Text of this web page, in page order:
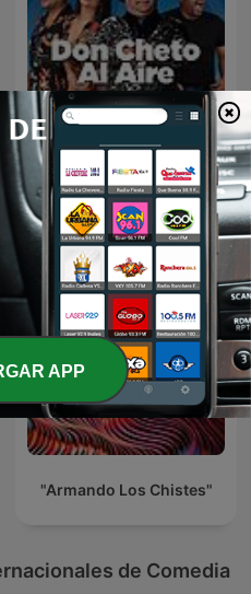
Don Cheto Al Aire
"Armando Los Chistes"
de Comedia
APP